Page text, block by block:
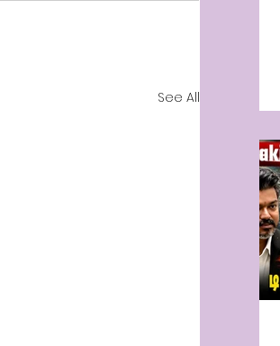
See All